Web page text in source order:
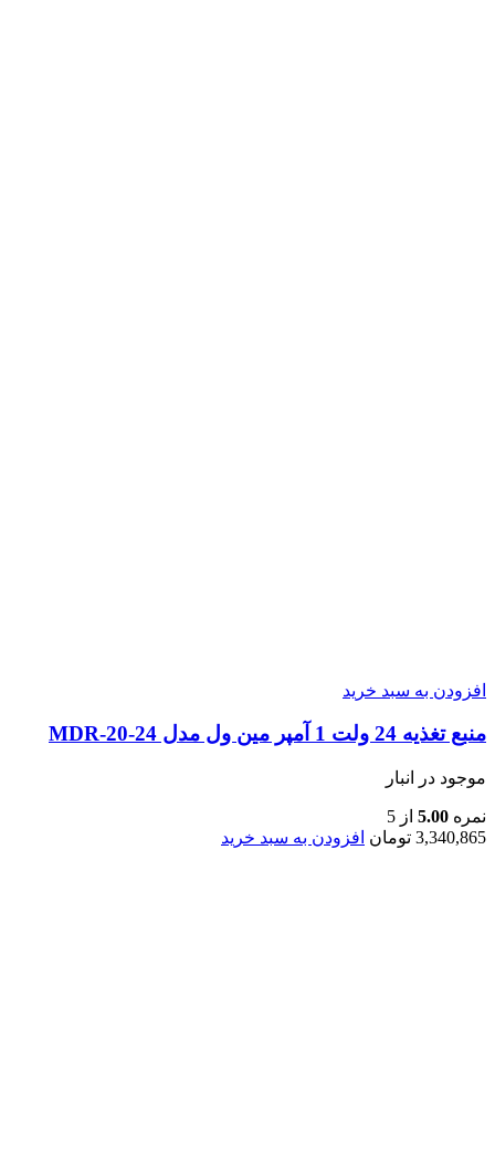
افزودن به سبد خرید
منبع تغذیه 24 ولت 1 آمپر مین ول مدل MDR-20-24
موجود در انبار
نمره 5.00 از 5
3,340,865 تومان افزودن به سبد خرید